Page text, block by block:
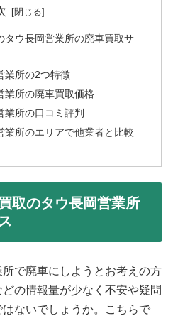
タウ長岡営業所の廃車買取サ
業所の2つ特徴
業所の廃車買取価格
業所の口コミ評判
業所のエリアで他業者と比較
取のタウ長岡営業所
で廃車にしようとお考えの方
の情報量が少なく不安や疑問
ないでしょうか。こちらで